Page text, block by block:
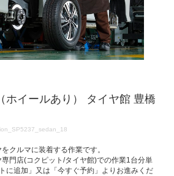
ホイールあり） タイヤ館 豊橋
クルマに装着する作業です。
門店(コクピット/タイヤ館)での作業1台分単
に追加」又は「今すぐ予約」よりお進みくだ